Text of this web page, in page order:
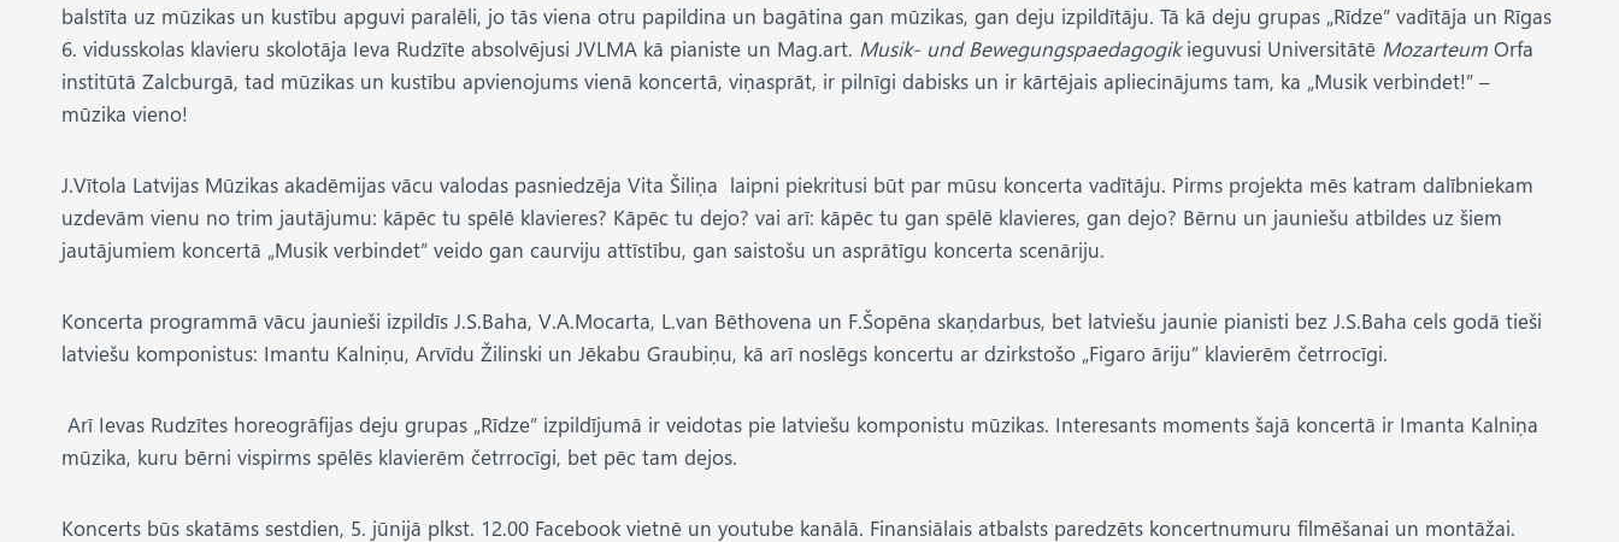
balstīta uz mūzikas un kustību apguvi paralēli, jo tās viena otru papildina un bagātina gan mūzikas, gan deju izpildītāju. Tā kā deju grupas „Rīdze” vadītāja un Rīgas
6. vidusskolas klavieru skolotāja Ieva Rudzīte absolvējusi JVLMA kā pianiste un Mag.art. Musik- und Bewegungspaedagogikieguvusi Universitātē Mozarteum Orfa
institūtā Zalcburgā, tad mūzikas un kustību apvienojums vienā koncertā, viņasprāt, ir pilnīgi dabisks un ir kārtējais apliecinājums tam, ka „Musik verbindet!” –
mūzika vieno!
J.Vītola Latvijas Mūzikas akadēmijas vācu valodas pasniedzēja Vita Šiliņa laipni piekritusi būt par mūsu koncerta vadītāju. Pirms projekta mēs katram dalībniekam
uzdevām vienu no trim jautājumu: kāpēc tu spēlē klavieres? Kāpēc tu dejo? vai arī: kāpēc tu gan spēlē klavieres, gan dejo? Bērnu un jauniešu atbildes uz šiem
jautājumiem koncertā „Musik verbindet” veido gan caurviju attīstību, gan saistošu un asprātīgu koncerta scenāriju.
Koncerta programmā vācu jaunieši izpildīs J.S.Baha, V.A.Mocarta, L.van Bēthovena un F.Šopēna skaņdarbus, bet latviešu jaunie pianisti bez J.S.Baha cels godā tieši
latviešu komponistus: Imantu Kalniņu, Arvīdu Žilinski un Jēkabu Graubiņu, kā arī noslēgs koncertu ar dzirkstošo „Figaro āriju” klavierēm četrrocīgi.
Arī Ievas Rudzītes horeogrāfijas deju grupas „Rīdze” izpildījumā ir veidotas pie latviešu komponistu mūzikas. Interesants moments šajā koncertā ir Imanta Kalniņa
mūzika, kuru bērni vispirms spēlēs klavierēm četrrocīgi, bet pēc tam dejos.
Koncerts būs skatāms sestdien, 5. jūnijā plkst. 12.00 Facebook vietnē un youtube kanālā. Finansiālais atbalsts paredzēts koncertnumuru filmēšanai un montāžai.